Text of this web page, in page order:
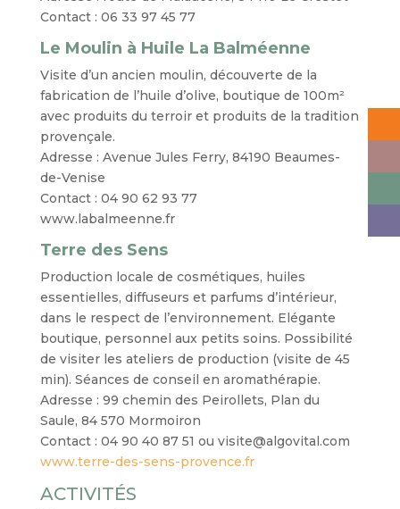
Contact : 06 33 97 45 77
Le Moulin à Huile La Balméenne
Visite d’un ancien moulin, découverte de la
fabrication de l’huile d’olive, boutique de 100m²
avec produits du terroir et produits de la tradition
provençale.
Adresse : Avenue Jules Ferry, 84190 Beaumes-
de-Venise
Contact : 04 90 62 93 77
www.labalmeenne.fr
Terre des Sens
Production locale de cosmétiques, huiles
essentielles, diffuseurs et parfums d’intérieur,
dans le respect de l’environnement. Elégante
boutique, personnel aux petits soins. Possibilité
de visiter les ateliers de production (visite de 45
min). Séances de conseil en aromathérapie.
Adresse : 99 chemin des Peirollets, Plan du
Saule, 84 570 Mormoiron
Contact : 04 90 40 87 51 ou visite@algovital.com
www.terre-des-sens-provence.fr
ACTIVITÉS